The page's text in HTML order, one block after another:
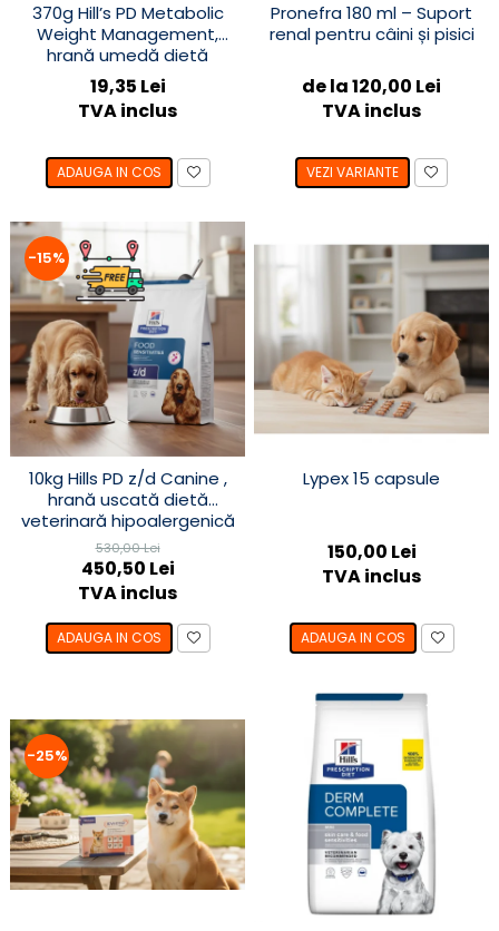
370g Hill’s PD Metabolic
Weight Management,
hrană umedă dietă
veterinară pentru caini cu
probleme de greutate
19,35 Lei
TVA inclus
ADAUGA IN COS
Pronefra 180 ml – Suport
renal pentru câini și pisici
de la 120,00 Lei
TVA inclus
VEZI VARIANTE
-15%
10kg Hills PD z/d Canine ,
hrană uscată dietă
veterinară hipoalergenică
pentru câini
530,00 Lei
450,50 Lei
TVA inclus
ADAUGA IN COS
Lypex 15 capsule
150,00 Lei
TVA inclus
ADAUGA IN COS
-25%